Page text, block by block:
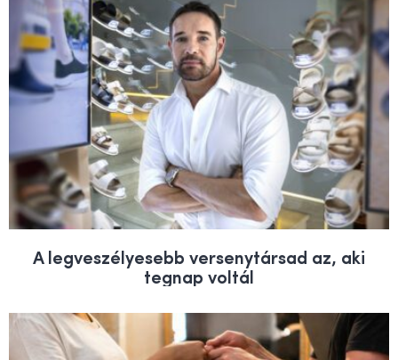
A legveszélyesebb versenytársad az, aki
tegnap voltál